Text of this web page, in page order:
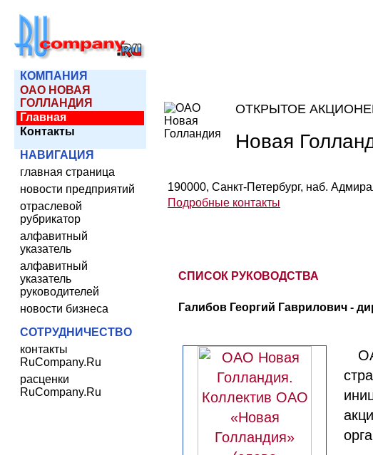
КОМПАНИЯ
ОАО НОВАЯ
ГОЛЛАНДИЯ
Главная
Контакты
НАВИГАЦИЯ
главная страница
новости предприятий
отраслевой
рубрикатор
алфавитный
указатель
алфавитный
указатель
руководителей
новости бизнеса
СОТРУДНИЧЕСТВО
контакты
RuCompany.Ru
расценки
RuCompany.Ru
ОТКРЫТОЕ
Новая
190000, Санкт-Петербург, наб.
Подробные контакты
СПИСОК РУКОВОДСТВА
Галибов Георгий Гаврилович -